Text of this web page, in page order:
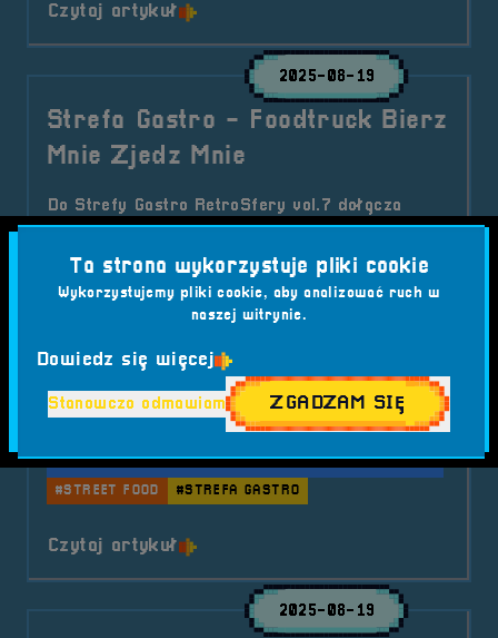
Czytaj artykuło tytule Prelegent &#8211; Piotr
2025-08-19
Strefa Gastro - Foodtruck Bierz
Mnie Zjedz Mnie
Do Strefy Gastro RetroSfery vol.7 dołącza
FoodTruck „Bierz mnie Zjedz mnie!” – soczyste
burgery, zapiekanki, nuggetsy i frytki już we
wrześniu w Ratuszu Miejskim w Brzegu. Wejście
na festiwal jest bezpłatne.
Kategorie wpisu:
RetroSfera vol. 7 Strefa Gastro
Tagi: #BIERZ MNIE ZJEDZ MNIE
#BRZEG
#STREET FOOD
#STREFA GASTRO
Czytaj artykuło tytule Strefa Gastro &#8211;
2025-08-19
Ta strona wykorzystuje pliki cookie
Wykorzystujemy pliki cookie, aby analizować ruch w
naszej witrynie.
Dowiedz się więcej
Stanowczo odmawiam ZGADZAM SIĘ